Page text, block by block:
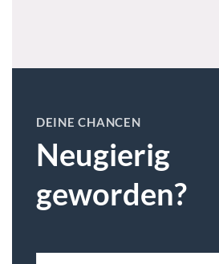
DEINE CHANCEN
Neugierig
geworden?